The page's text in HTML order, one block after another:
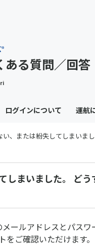
ある質問／回答
ログインについて 運航
、または紛失してしまいま
しまいました。 ど
ールアドレスとパスワ
ご確認いただけます。